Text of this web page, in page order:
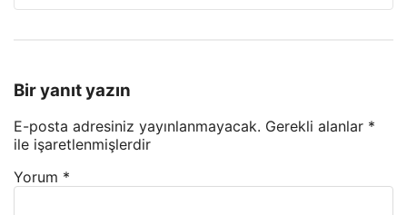
Bir yanıt yazın
E-posta adresiniz yayınlanmayacak. Gerekli alanlar *
ile işaretlenmişlerdir
Yorum *